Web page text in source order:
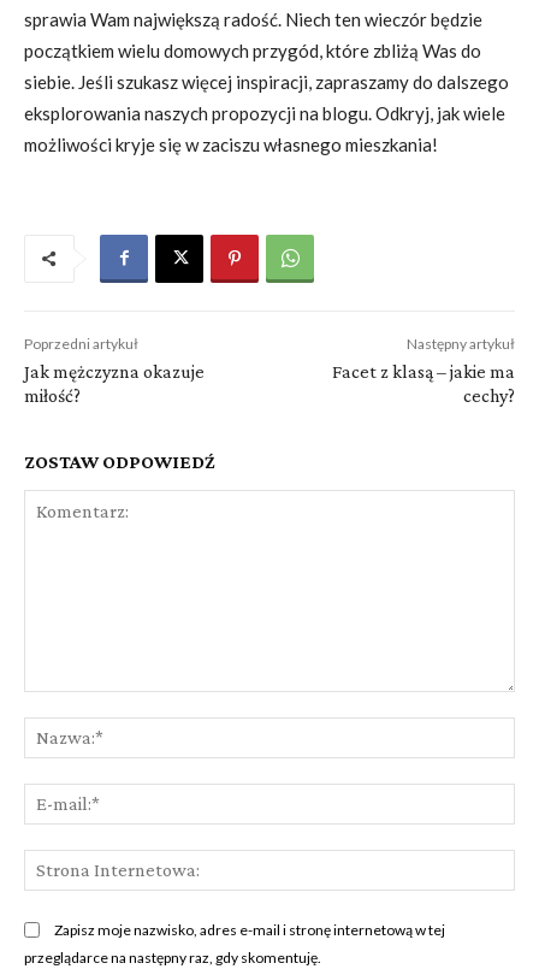
sprawia Wam największą radość. Niech ten wieczór będzie
początkiem wielu domowych przygód, które zbliżą Was do
siebie. Jeśli szukasz więcej inspiracji, zapraszamy do dalszego
eksplorowania naszych propozycji na blogu. Odkryj, jak wiele
możliwości kryje się w zaciszu własnego mieszkania!
Poprzedni artykuł
Jak mężczyzna okazuje
miłość?
Następny artykuł
Facet z klasą – jakie ma
cechy?
ZOSTAW ODPOWIEDŹ
Zapisz moje nazwisko, adres e-mail i stronę internetową w tej
przeglądarce na następny raz, gdy skomentuję.